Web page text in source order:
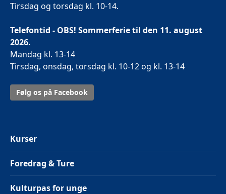
Tirsdag og torsdag kl. 10-14.
Telefontid - OBS! Sommerferie til den 11. august
2026.
Mandag kl. 13-14
Tirsdag, onsdag, torsdag kl. 10-12 og kl. 13-14
Følg os på Facebook
Kurser
Foredrag & Ture
Kulturpas for unge